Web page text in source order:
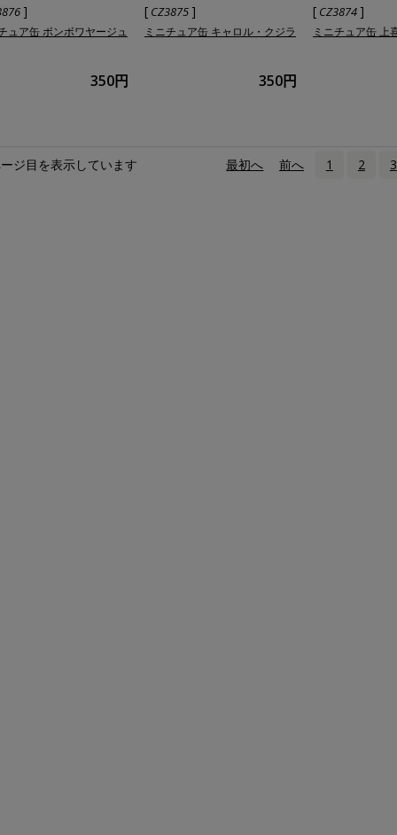
]
ュア缶 ボンボワヤージュ
350円
[ CZ3875 ]
ミニチュア缶 キャロル・クジラ
350円
[ CZ3874 ]
ミニチュア缶 上
ジ目を表示しています 最初へ 前へ 1 2 3